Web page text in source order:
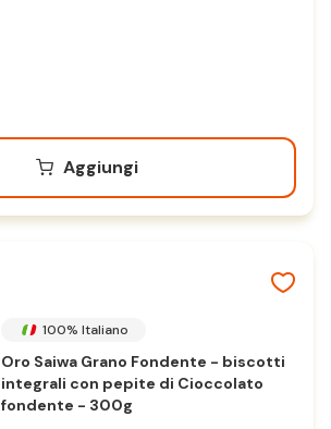
Aggiungi
100% Italiano
Oro Saiwa Grano Fondente - biscotti
integrali con pepite di Cioccolato
fondente - 300g